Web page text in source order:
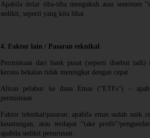
Apabila dolar tiba-tiba mengukuh atau sentimen
sedikit, seperti yang kita lihat.
4. Faktor lain / Pasaran teknikal
Permintaan dari bank pusat (seperti disebut tadi)
kerana bekalan tidak meningkat dengan cepat.
Aliran pelabur ke dana Emas (“ETFs”) –
permintaan.
Faktor teknikal/pasaran: apabila emas sudah naik
keuntungan, atau terdapat “take profit”/
apabila sedikit penurunan.